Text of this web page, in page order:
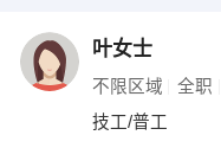
叶女士
不限区域 全职
技工/普工